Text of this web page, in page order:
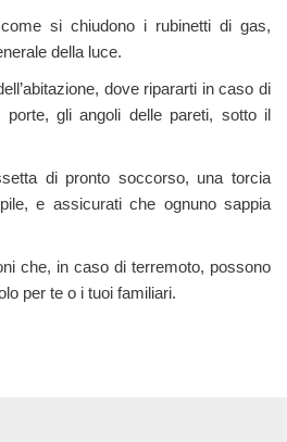
si chiudono i rubinetti di gas,
della luce.
dove ripararti in caso di
gli angoli delle pareti, sotto il
di pronto soccorso, una torcia
e assicurati che ognuno sappia
che, in caso di terremoto, possono
per te o i tuoi familiari.